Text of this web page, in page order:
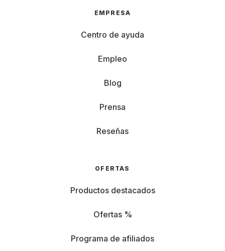
EMPRESA
Centro de ayuda
Empleo
Blog
Prensa
Reseñas
OFERTAS
Productos destacados
Ofertas %
Programa de afiliados